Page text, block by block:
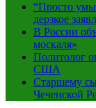
“Просто
дерзкое
В России
москаля»
Политолог
США
Старшему
Чеченской